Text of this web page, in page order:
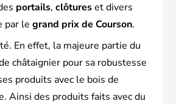
portails, clôtureset divers
par le grand prix de Courson.
En effet, la majeure partie du
châtaignier pour sa robustesse
produits avec le bois de
Ainsi des produits faits avec du